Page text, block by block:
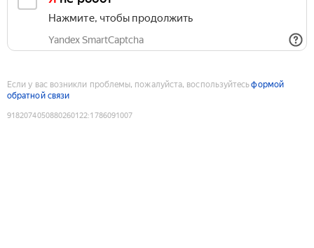
Нажмите, чтобы продолжить
Yandex SmartCaptcha
Если у вас возникли проблемы, пожалуйста, воспользуйтесьформой
обратной связи
9182074050880260122:1786091007